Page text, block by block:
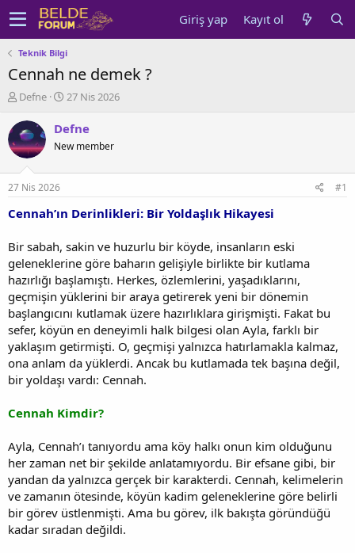
Giriş yap Kayıt ol
Teknik Bilgi
Cennah ne demek ?
K
n
u
y
b
a
ş
t
a
n
Defne
B
ş
a
ç
r
i
h
i
27 Nis 2026
Defne
New member
27 Nis 2026 #1
Cennah’ın Derinlikleri: Bir Yoldaşlık Hikayesi
Bir sabah, sakin ve huzurlu bir köyde, insanların eski
geleneklerine göre baharın gelişiyle birlikte bir kutlama
hazırlığı başlamıştı. Herkes, özlemlerini, yaşadıklarını,
geçmişin yüklerini bir araya getirerek yeni bir dönemin
başlangıcını kutlamak üzere hazırlıklara girişmişti. Fakat bu
sefer, köyün en deneyimli halk bilgesi olan Ayla, farklı bir
yaklaşım getirmişti. O, geçmişi yalnızca hatırlamakla kalmaz,
ona anlam da yüklerdi. Ancak bu kutlamada tek başına değil,
bir yoldaşı vardı: Cennah.
Cennah Kimdir?
Ayla, Cennah’ı tanıyordu ama köy halkı onun kim olduğunu
her zaman net bir şekilde anlatamıyordu. Bir efsane gibi, bir
yandan da yalnızca gerçek bir karakterdi. Cennah, kelimelerin
ve zamanın ötesinde, köyün kadim geleneklerine göre belirli
bir görev üstlenmişti. Ama bu görev, ilk bakışta göründüğü
kadar sıradan değildi.